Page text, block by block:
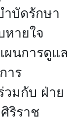
ำบัดรักษา
หายใจ
ผนการดูแล
าร
วมกับ ฝ่าย
ริราช